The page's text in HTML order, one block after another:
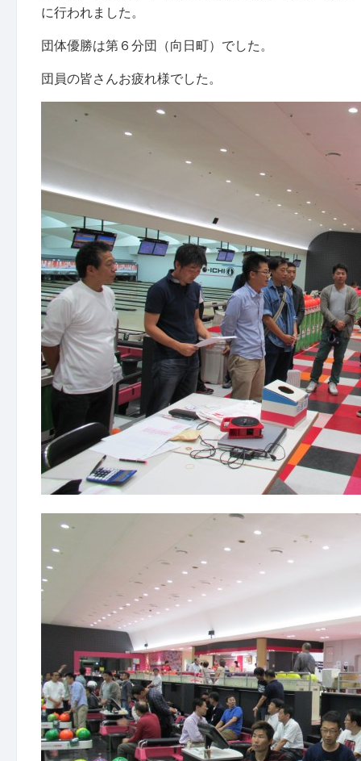
に行われました。
団体優勝は第６分団（向日町）でした。
団員の皆さんお疲れ様でした。